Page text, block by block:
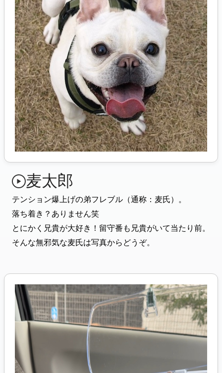
麦太郎
テンション爆上げの弟フレブル（通称：麦氏）。
落ち着き？ありません笑
とにかく兄貴が大好き！留守番も兄貴がいて当たり前。
そんな無邪気な麦氏は写真からどうぞ。